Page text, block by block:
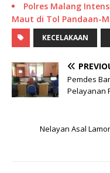
Polres Malang
Maut di Tol Pandaan-
KECELAKAAN
Pemdes
Pelayanan
Nelayan Asal